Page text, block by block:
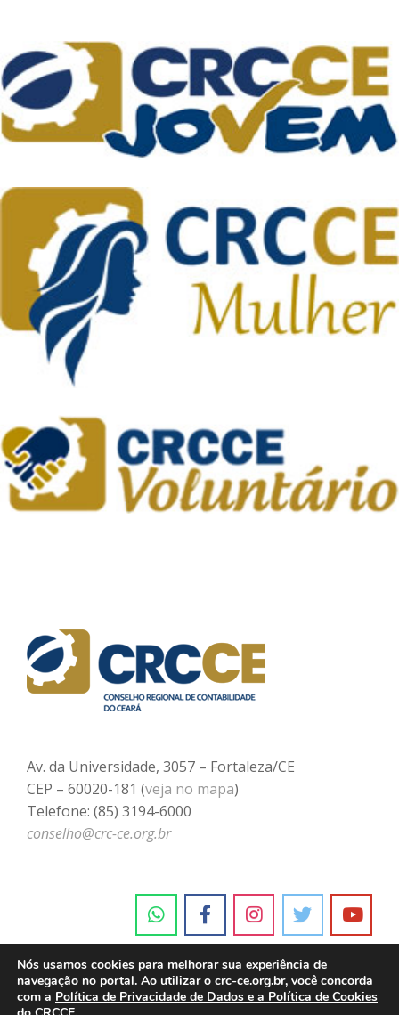
Av. da Universidade, 3057 – Fortaleza/CE
CEP – 60020-181 (veja no mapa)
Telefone: (85) 3194-6000
conselho@crc-ce.org.br
Nós usamos cookies para melhorar sua experiência de
navegação no portal. Ao utilizar o crc-ce.org.br, você concorda
com a Política de Privacidade de Dados e a Política de Cookies